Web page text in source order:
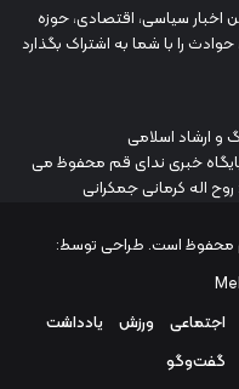
اخبار سیاسی، اقتصادی، حوزه
را با شما به اشتراک بگذارد
و ارشاد اسلامی
خبری ندای قم محفوظ می
اله کرمانی جمکرانی
محفوظ است. طراحی توسط:
اجتماعی ورزش
یادداشت
گفت‌وگو